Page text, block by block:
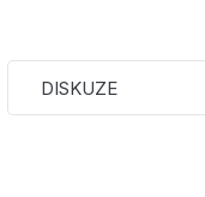
DISKUZE